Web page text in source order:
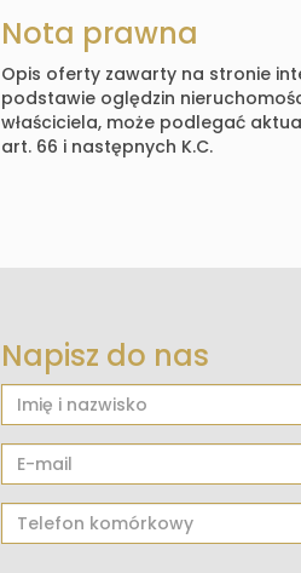
Nota prawna
Opis oferty zawarty na stronie
podstawie oględzin
właściciela, może podlegać
art. 66 i następnych K.C.
Napisz do nas